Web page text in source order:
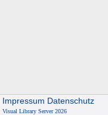
Impressum Datenschutz
Visual Library Server 2026